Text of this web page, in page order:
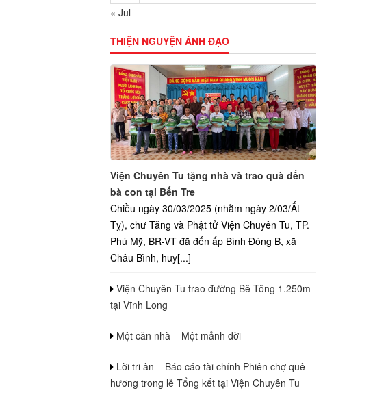
« Jul
THIỆN NGUYỆN ÁNH ĐẠO
Viện Chuyên Tu tặng nhà và trao quà đến
bà con tại Bến Tre
Chiều ngày 30/03/2025 (nhằm ngày 2/03/Ất
Tỵ), chư Tăng và Phật tử Viện Chuyên Tu, TP.
Phú Mỹ, BR-VT đã đến ấp Bình Đông B, xã
Châu Bình, huy[...]
Viện Chuyên Tu trao đường Bê Tông 1.250m
tại Vĩnh Long
Một căn nhà – Một mảnh đời
Lời tri ân – Báo cáo tài chính Phiên chợ quê
hương trong lễ Tổng kết tại Viện Chuyên Tu